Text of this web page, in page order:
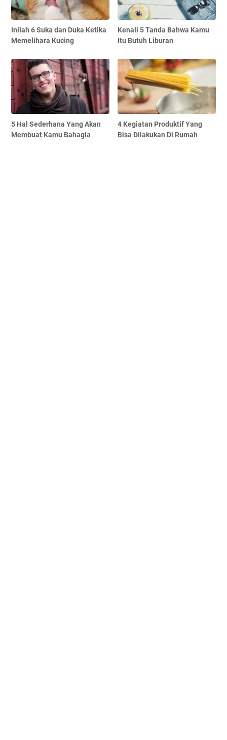
Inilah 6 Suka dan Duka Ketika
Memelihara Kucing
Kenali 5 Tanda Bahwa Kamu
Itu Butuh Liburan
5 Hal Sederhana Yang Akan
Membuat Kamu Bahagia
4 Kegiatan Produktif Yang
Bisa Dilakukan Di Rumah